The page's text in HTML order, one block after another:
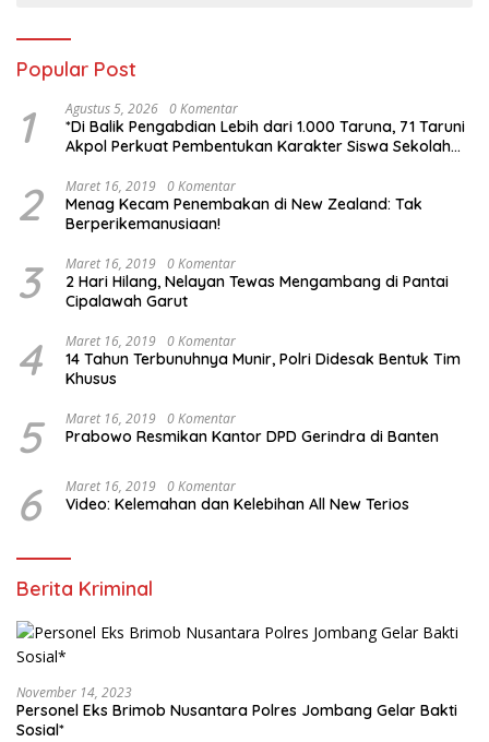
Popular Post
1 Agustus 5, 2026 0 Komentar
*Di Balik Pengabdian Lebih dari 1.000 Taruna, 71 Taruni
Akpol Perkuat Pembentukan Karakter Siswa Sekolah
2 Maret 16, 2019 0 Komentar
Menag Kecam Penembakan di New Zealand: Tak
Berperikemanusiaan!
3 Maret 16, 2019 0 Komentar
2 Hari Hilang, Nelayan Tewas Mengambang di Pantai
Cipalawah Garut
4 Maret 16, 2019 0 Komentar
14 Tahun Terbunuhnya Munir, Polri Didesak Bentuk Tim
Khusus
5 Maret 16, 2019 0 Komentar
Prabowo Resmikan Kantor DPD Gerindra di Banten
6 Maret 16, 2019 0 Komentar
Video: Kelemahan dan Kelebihan All New Terios
Berita Kriminal
November 14, 2023
Personel Eks Brimob Nusantara Polres Jombang Gelar Bakti
Sosial*